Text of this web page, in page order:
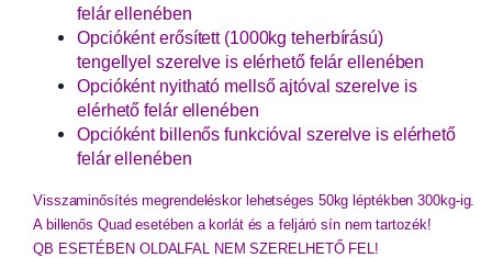
felár ellenében
Opcióként erősített (1000kg teherbírású)
tengellyel szerelve is elérhető felár ellenében
Opcióként nyitható mellső ajtóval szerelve is
elérhető felár ellenében
Opcióként billenős funkcióval szerelve is elérhető
felár ellenében
Visszaminősítés megrendeléskor lehetséges 50kg léptékben 300kg-ig.
A billenős Quad esetében a korlát és a feljáró sín nem tartozék!
QB ESETÉBEN OLDALFAL NEM SZERELHETŐ FEL!